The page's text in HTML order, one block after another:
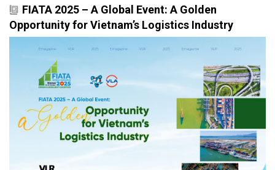
FIATA 2025 – A Global Event: A Golden
Opportunity for Vietnam’s Logistics Industry